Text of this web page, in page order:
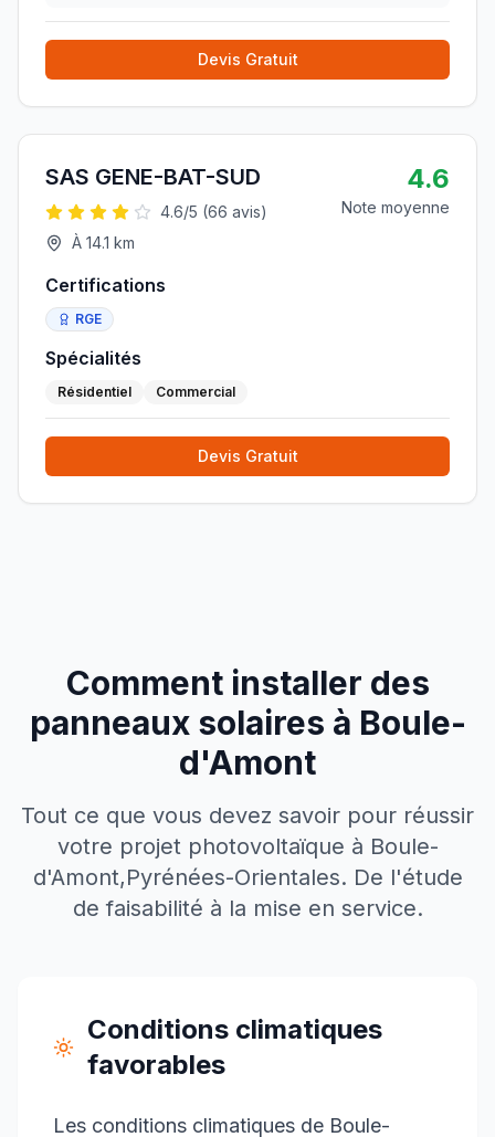
Devis Gratuit
SAS GENE-BAT-SUD
4.6/5 (66 avis)
À 14.1 km
4.6
Note moyenne
Certifications
RGE
Spécialités
Résidentiel Commercial
Devis Gratuit
Comment installer des
panneaux solaires à Boule-
d'Amont
Tout ce que vous devez savoir pour réussir
votre projet photovoltaïque à Boule-
d'Amont,Pyrénées-Orientales. De l'étude
de faisabilité à la mise en service.
Conditions climatiques
favorables
Les conditions climatiques de Boule-